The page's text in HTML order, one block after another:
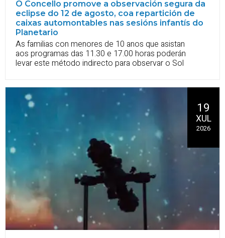
O Concello promove a observación segura da
eclipse do 12 de agosto, coa repartición de
caixas automontables nas sesións infantís do
Planetario
As familias con menores de 10 anos que asistan
aos programas das 11.30 e 17.00 horas poderán
levar este método indirecto para observar o Sol
19
XUL
2026